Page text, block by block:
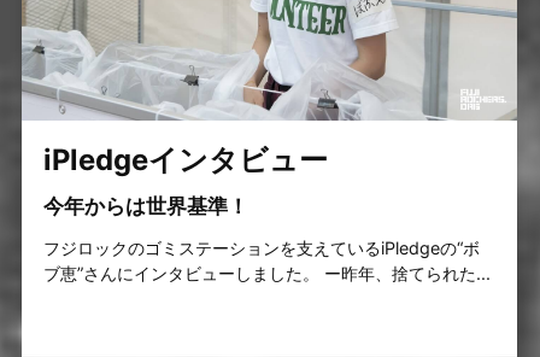
iPledgeインタビュー
今年からは世界基準！
フジロックのゴミステーションを支えているiPledgeの“ボ
ブ恵”さんにインタビューしました。 ー昨年、捨てられた...